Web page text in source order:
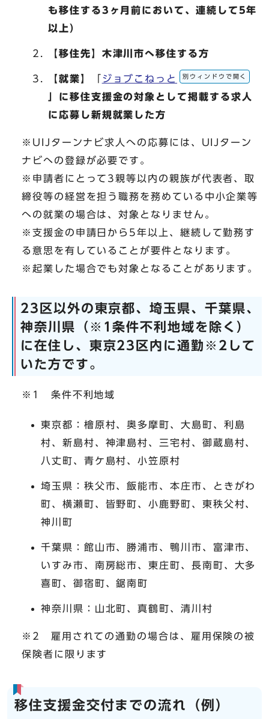
も移住する3ヶ月前において、連続して5年
以上）
【移住先】木津川市へ移住する方
【就業】 ジョブこねっと 別ウィンドウで開く
」に移住支援金の対象として掲載する求人
に応募し新規就業した方
※UIJターンナビ求人への応募には、UIJターン
ナビへの登録が必要です。
※申請者にとって3親等以内の親族が代表者、取
締役等の経営を担う職務を務めている中小企業等
への就業の場合は、対象となりません。
※支援金の申請日から5年以上、継続して勤務す
る意思を有していることが要件となります。
※起業した場合でも対象となることがあります。
23区以外の東京都、埼玉県、千葉県、
神奈川県（※1条件不利地域を除く）
に在住し、東京23区内に通勤※2して
いた方です。
※1 条件不利地域
東京都：檜原村、奥多摩町、大島町、利島
村、新島村、神津島村、三宅村、御蔵島村、
八丈町、青ケ島村、小笠原村
埼玉県：秩父市、飯能市、本庄市、ときがわ
町、横瀬町、皆野町、小鹿野町、東秩父村、
神川町
千葉県：館山市、勝浦市、鴨川市、富津市、
いすみ市、南房総市、東庄町、長南町、大多
喜町、御宿町、鋸南町
神奈川県：山北町、真鶴町、清川村
※2 雇用されての通勤の場合は、雇用保険の被
保険者に限ります
移住支援金交付までの流れ（例）